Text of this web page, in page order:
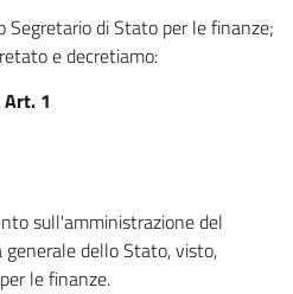
di Stato per le finanze;
e decretiamo:
Art. 1
sull'amministrazione del
dello Stato, visto,
le finanze.